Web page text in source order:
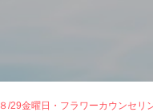
８/29金曜日・フラワーカウンセリ